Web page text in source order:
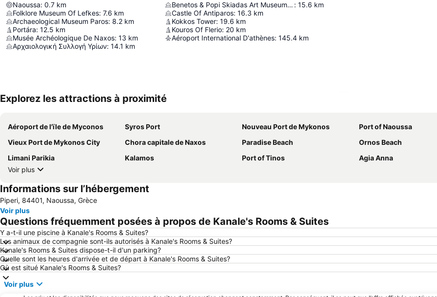
Naoussa: 0.7 km
Folklore Museum Of Lefkes: 7.6 km
Archaeological Museum Paros: 8.2 km
Portára: 12.5 km
Musée Archéologique De Naxos: 13 km
Αρχαιολογική Συλλογή Υρίων: 14.1 km
Benetos & Popi Skiadas Art Museum Of Cycladic Civilization : 15.6 km
Castle Of Antiparos: 16.3 km
Kokkos Tower: 19.6 km
Kouros Of Flerio: 20 km
Aéroport International D'athènes: 145.4 km
Explorez les attractions à proximité
Aéroport de l'ïle de Myconos Syros Port Nouveau Port de Mykonos
Port of Naoussa
Vieux Port de Mykonos City
Chora capitale de Naxos Paradise Beach
Ornos Beach
Limani Parikia
Kalamos Port of Tinos
Agia Anna
Voir plus
Informations sur l’hébergement
Piperi, 84401, Naoussa, Grèce
Voir plus
Questions fréquemment posées à propos de Kanale's Rooms & Suites
Y a-t-il une piscine à Kanale's Rooms & Suites?
Les animaux de compagnie sont-ils autorisés à Kanale's Rooms & Suites?
Kanale's Rooms & Suites dispose-t-il d'un parking?
Quelle sont les heures d'arrivée et de départ à Kanale's Rooms & Suites?
Où est situé Kanale's Rooms & Suites?
Voir plus